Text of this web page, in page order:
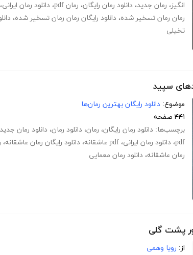
انگیز، رمان جدید، دانلود رمان رایگان، رمان pdf ، دانلود رمان ایرانی،
رمان رمان تسخیر شده، دانلود رایگان رمان رمان تسخیر شده،
تخیلی
سپید
موضوع: دانلود رایگان بهترین رمان‌ها
۴۴۱ صفحه
برچسب‌ها: دانلود رمان رایگان، رمان، دانلود رمان، دانلود رمان جدید
pdf، دانلود رمان ایرانی، pdf عاشقانه ، دانلود رایگان رمان عاشقانه،
رمان عاشقانه، دانلود رمان معمایی
پشت گلی
از: رویا وهمی